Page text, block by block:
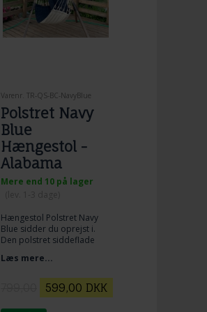
Varenr. TR-QS-BC-NavyBlue
Polstret Navy
Blue
Hængestol -
Alabama
Montgomery
Mere end 10 på lager
Hængestol Polstret Navy
Blue sidder du oprejst i.
Den polstret siddeflade
beskytter mod kulde.
vedligeholde. Siddestoffet
er 122 cm x 94 cm. Højde
158 cm. Den polstrede
Læs mere...
599,00 DKK